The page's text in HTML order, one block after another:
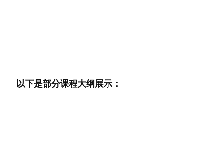
以下是部分课程大纲展示：